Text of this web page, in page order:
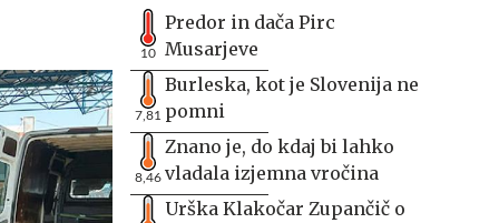
10
Predor in dača Pirc
Musarjeve
7,81
Burleska, kot je Slovenija ne
pomni
8,46
Znano je, do kdaj bi lahko
vladala izjemna vročina
Urška Klakočar Zupančič o